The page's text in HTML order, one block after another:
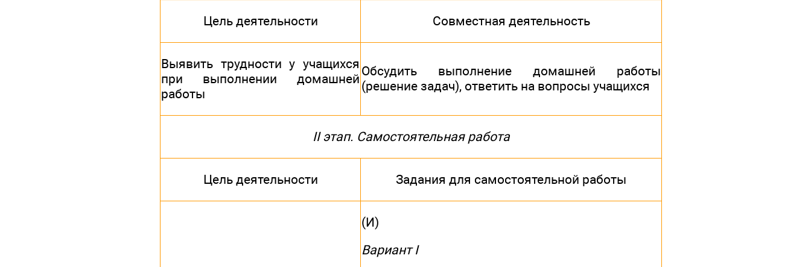
Цель деятельности Совместная деятельность
Выявить трудности у учащихся
при выполнении домашней
работы
Обсудить выполнение домашней работы
(решение задач), ответить на вопросы учащихся
II этап. Самостоятельная работа
Цель деятельности Задания для самостоятельной работы
(И)
Вариант I